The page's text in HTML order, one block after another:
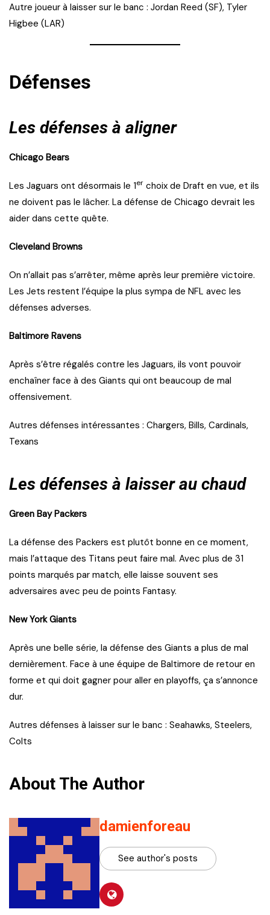
Autre joueur à laisser sur le banc : Jordan Reed (SF), Tyler
Higbee (LAR)
Défenses
Les défenses à aligner
Chicago Bears
Les Jaguars ont désormais le 1er choix de Draft en vue, et ils
ne doivent pas le lâcher. La défense de Chicago devrait les
aider dans cette quête.
Cleveland Browns
On n’allait pas s’arrêter, même après leur première victoire.
Les Jets restent l’équipe la plus sympa de NFL avec les
défenses adverses.
Baltimore Ravens
Après s’être régalés contre les Jaguars, ils vont pouvoir
enchaîner face à des Giants qui ont beaucoup de mal
offensivement.
Autres défenses intéressantes : Chargers, Bills, Cardinals,
Texans
Les défenses à laisser au chaud
Green Bay Packers
La défense des Packers est plutôt bonne en ce moment,
mais l’attaque des Titans peut faire mal. Avec plus de 31
points marqués par match, elle laisse souvent ses
adversaires avec peu de points Fantasy.
New York Giants
Après une belle série, la défense des Giants a plus de mal
dernièrement. Face à une équipe de Baltimore de retour en
forme et qui doit gagner pour aller en playoffs, ça s’annonce
dur.
Autres défenses à laisser sur le banc : Seahawks, Steelers,
Colts
About The Author
damienforeau
See author's posts